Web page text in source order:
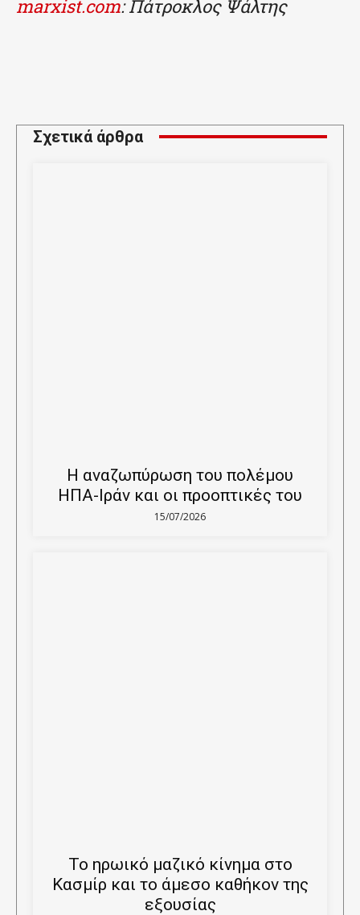
marxist.com: Πάτροκλος Ψάλτης
Σχετικά άρθρα
Η αναζωπύρωση του πολέμου
ΗΠΑ-Ιράν και οι προοπτικές του
15/07/2026
Το ηρωικό μαζικό κίνημα στο
Κασμίρ και το άμεσο καθήκον της
εξουσίας